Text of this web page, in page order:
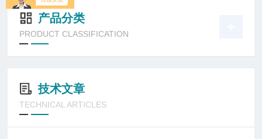
产品分类
PRODUCT CLASSIFICATION
技术文章
TECHNICAL ARTICLES